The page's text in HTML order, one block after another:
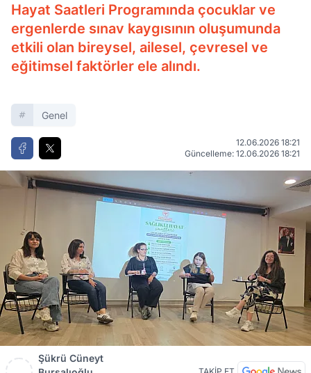
Hayat Saatleri Programında çocuklar ve
ergenlerde sınav kaygısının oluşumunda
etkili olan bireysel, ailesel, çevresel ve
eğitimsel faktörler ele alındı.
Genel
12.06.2026 18:21
Güncelleme: 12.06.2026 18:21
Şükrü Cüneyt